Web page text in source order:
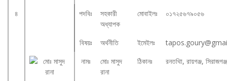
৪ পদবিঃ
সহকারী
অধ্যাপক
মোবাইলঃ ০১৭২৫৬৭৯০৫৬
বিষয়ঃ অর্থনীতি ইমেইলঃ
নামঃ
মোঃ মাসুদ
রানা
ঠিকানঃ রনতথিা, রায়গঞ্জ,